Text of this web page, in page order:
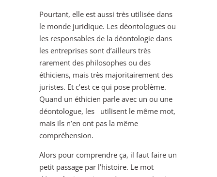
Pourtant, elle est aussi très utilisée dans
le monde juridique. Les déontologues ou
les responsables de la déontologie dans
les entreprises sont d’ailleurs très
rarement des philosophes ou des
éthiciens, mais très majoritairement des
juristes. Et c’est ce qui pose problème.
Quand un éthicien parle avec un ou une
déontologue, les utilisent le même mot,
mais ils n’en ont pas la même
compréhension.
Alors pour comprendre ça, il faut faire un
petit passage par l’histoire. Le mot